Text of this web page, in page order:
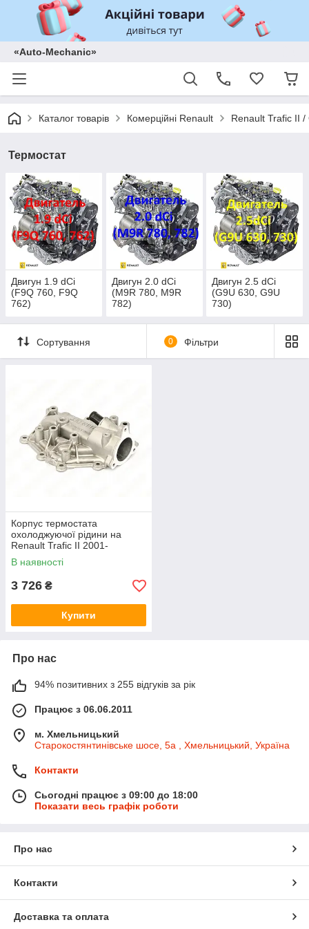
«Auto-Mechanic»
Каталог товарів Комерційні Renault Renault Trafic II
Термостат
Двигун 1.9 dCi
(F9Q 760, F9Q
762)
Двигун 2.0 dCi
(M9R 780, M9R
782)
Двигун 2.5 dCi
(G9U 630, G9U
730)
Сортування 0 Фільтри
Корпус термостата
охолоджуючої рідини на
Renault Trafic II 2001-
>2014 — Renault (Оригинал)
- 8200934203
В наявності
3 726 ₴
Купити
Про нас
94% позитивних з 255 відгуків за рік
Працює з 06.06.2011
м. Хмельницький
Старокостянтинівське шосе, 5а , Хмельницький, Україна
Контакти
Сьогодні працює з 09:00 до 18:00
Показати весь графік роботи
Про нас
Контакти
Доставка та оплата